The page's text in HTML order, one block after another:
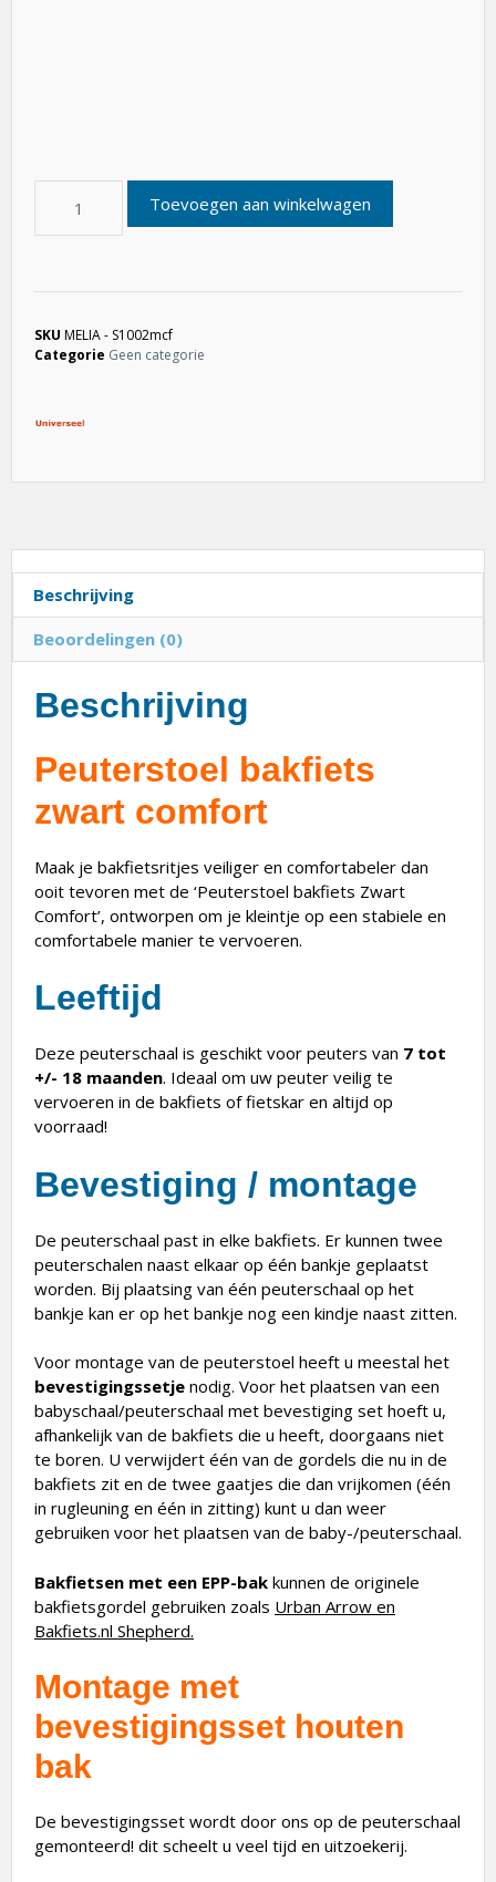
Toevoegen aan winkelwagen
SKU MELIA - S1002mcf
Categorie Geen categorie
Beschrijving
Beoordelingen (0)
Beschrijving
Peuterstoel bakfiets
zwart comfort
Maak je bakfietsritjes veiliger en comfortabeler dan
ooit tevoren met de ‘Peuterstoel bakfiets Zwart
Comfort’, ontworpen om je kleintje op een stabiele en
comfortabele manier te vervoeren.
Leeftijd
Deze peuterschaal is geschikt voor peuters van 7 tot
+/- 18 maanden. Ideaal om uw peuter veilig te
vervoeren in de bakfiets of fietskar en altijd op
voorraad!
Bevestiging / montage
De peuterschaal past in elke bakfiets. Er kunnen twee
peuterschalen naast elkaar op één bankje geplaatst
worden. Bij plaatsing van één peuterschaal op het
bankje kan er op het bankje nog een kindje naast zitten.
Voor montage van de peuterstoel heeft u meestal het
bevestigingssetje nodig. Voor het plaatsen van een
babyschaal/peuterschaal met bevestiging set hoeft u,
afhankelijk van de bakfiets die u heeft, doorgaans niet
te boren. U verwijdert één van de gordels die nu in de
bakfiets zit en de twee gaatjes die dan vrijkomen (één
in rugleuning en één in zitting) kunt u dan weer
gebruiken voor het plaatsen van de baby-/peuterschaal.
Bakfietsen met een EPP-bak kunnen de originele
bakfietsgordel gebruiken zoals Urban Arrow en
Bakfiets.nl Shepherd.
Montage met
bevestigingsset houten
bak
De bevestigingsset wordt door ons op de peuterschaal
gemonteerd! dit scheelt u veel tijd en uitzoekerij.